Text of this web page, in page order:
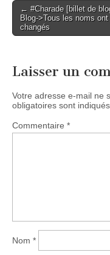
Post
navigation
← #Charade [billet de
Blog->Tous les noms ont
changés
Laisser un
Votre adresse e-mail ne
obligatoires sont
Commentaire *
Nom *